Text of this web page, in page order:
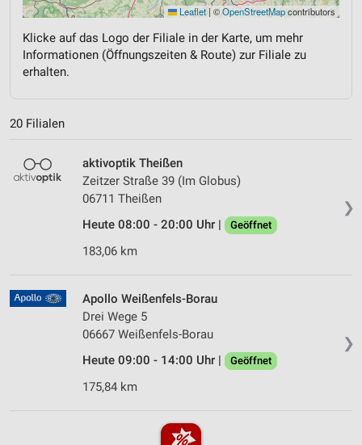
Leaflet | ©OpenStreetMapcontributors
Klicke auf das Logo der Filiale in der Karte, um mehr
Informationen (Öffnungszeiten & Route) zur Filiale zu
erhalten.
20 Filialen
❯
aktivoptik Theißen
Zeitzer Straße 39 (Im Globus)
06711 Theißen
Heute 08:00 - 20:00 Uhr |
Geöffnet
183,06 km
❯
Apollo Weißenfels-Borau
Drei Wege 5
06667 Weißenfels-Borau
Heute 09:00 - 14:00 Uhr |
Geöffnet
175,84 km